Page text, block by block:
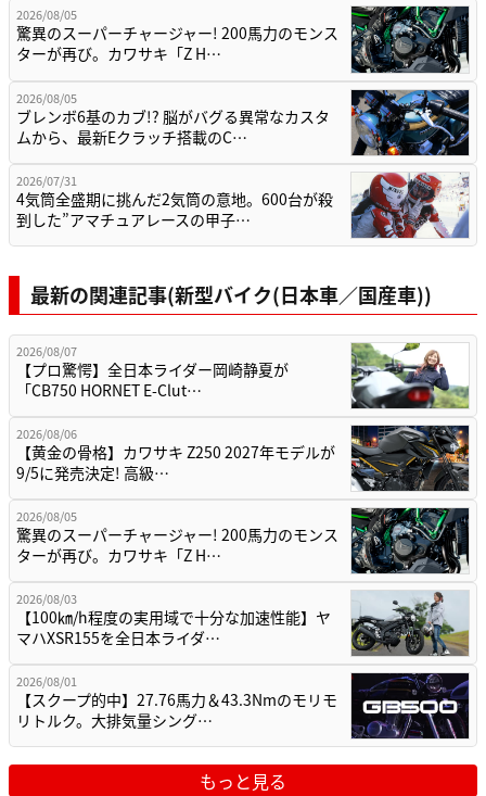
2026/08/05
驚異のスーパーチャージャー! 200馬力のモンス
ターが再び。カワサキ「Z H…
2026/08/05
ブレンボ6基のカブ!? 脳がバグる異常なカスタ
ムから、最新Eクラッチ搭載のC…
2026/07/31
4気筒全盛期に挑んだ2気筒の意地。600台が殺
到した”アマチュアレースの甲子…
最新の関連記事(新型バイク(日本車／国産車))
2026/08/07
【プロ驚愕】全日本ライダー岡崎静夏が
「CB750 HORNET E-Clut…
2026/08/06
【黄金の骨格】カワサキ Z250 2027年モデルが
9/5に発売決定! 高級…
2026/08/05
驚異のスーパーチャージャー! 200馬力のモンス
ターが再び。カワサキ「Z H…
2026/08/03
【100㎞/h程度の実用域で十分な加速性能】ヤ
マハXSR155を全日本ライダ…
2026/08/01
【スクープ的中】27.76馬力＆43.3Nmのモリモ
リトルク。大排気量シング…
もっと見る